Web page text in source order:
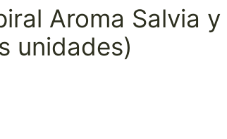
Aroma Salvia y
unidades)